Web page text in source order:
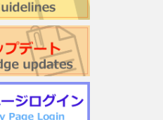
更新しました
学会開催のお知らせ
Webセミナー2026のご案内
第2回研修会開催のお知ら